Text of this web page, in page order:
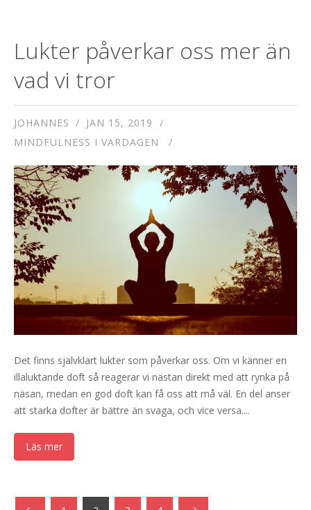
Lukter påverkar oss mer än
vad vi tror
JOHANNES
JAN 15, 2019
MINDFULNESS I VARDAGEN
Det finns självklart lukter som påverkar oss. Om vi känner en
illaluktande doft så reagerar vi nästan direkt med att rynka på
näsan, medan en god doft kan få oss att må väl. En del anser
att starka dofter är bättre än svaga, och vice versa....
Läs mer